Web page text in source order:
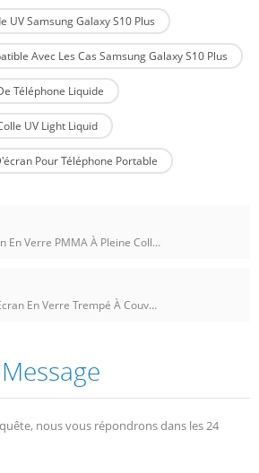
UV Samsung Galaxy S10 Plus
Avec Les Cas Samsung Galaxy S10 Plus
Téléphone Liquide
UV Light Liquid
Pour Téléphone Portable
Edge + Protecteur D'écran En Verre PMMA À Pleine Colle Et Colle Pour Samsung Galaxy Note10
Film De Protection Pour Écran En Verre Trempé À Couverture Totale Pour IPhone XS 5D
nous vous répondrons dans les 24